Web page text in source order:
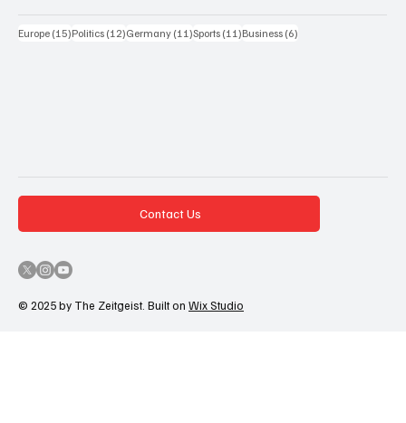
Europe (15)15 Beiträge
Politics (12)12 Beiträge
Germany (11)11 Beiträge
Sports (11)11 Beiträge
Business (6)
© 2025 by The Zeitgeist. Built on Wix Studio
Contact Us